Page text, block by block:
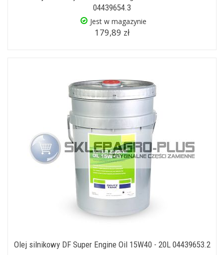
04439654.3
Jest w magazynie
179,89 zł
Olej silnikowy DF Super Engine Oil 15W40 - 20L 04439653.2